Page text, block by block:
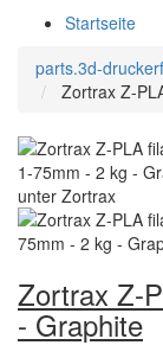
Startseite
parts.3d-
Zortrax Z-
Zortrax Z-
- Graphite